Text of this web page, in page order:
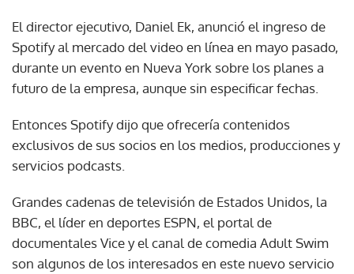
El director ejecutivo, Daniel Ek, anunció el ingreso de
Spotify al mercado del video en línea en mayo pasado,
durante un evento en Nueva York sobre los planes a
futuro de la empresa, aunque sin especificar fechas.
Entonces Spotify dijo que ofrecería contenidos
exclusivos de sus socios en los medios, producciones y
servicios podcasts.
Grandes cadenas de televisión de Estados Unidos, la
BBC, el líder en deportes ESPN, el portal de
documentales Vice y el canal de comedia Adult Swim
son algunos de los interesados en este nuevo servicio